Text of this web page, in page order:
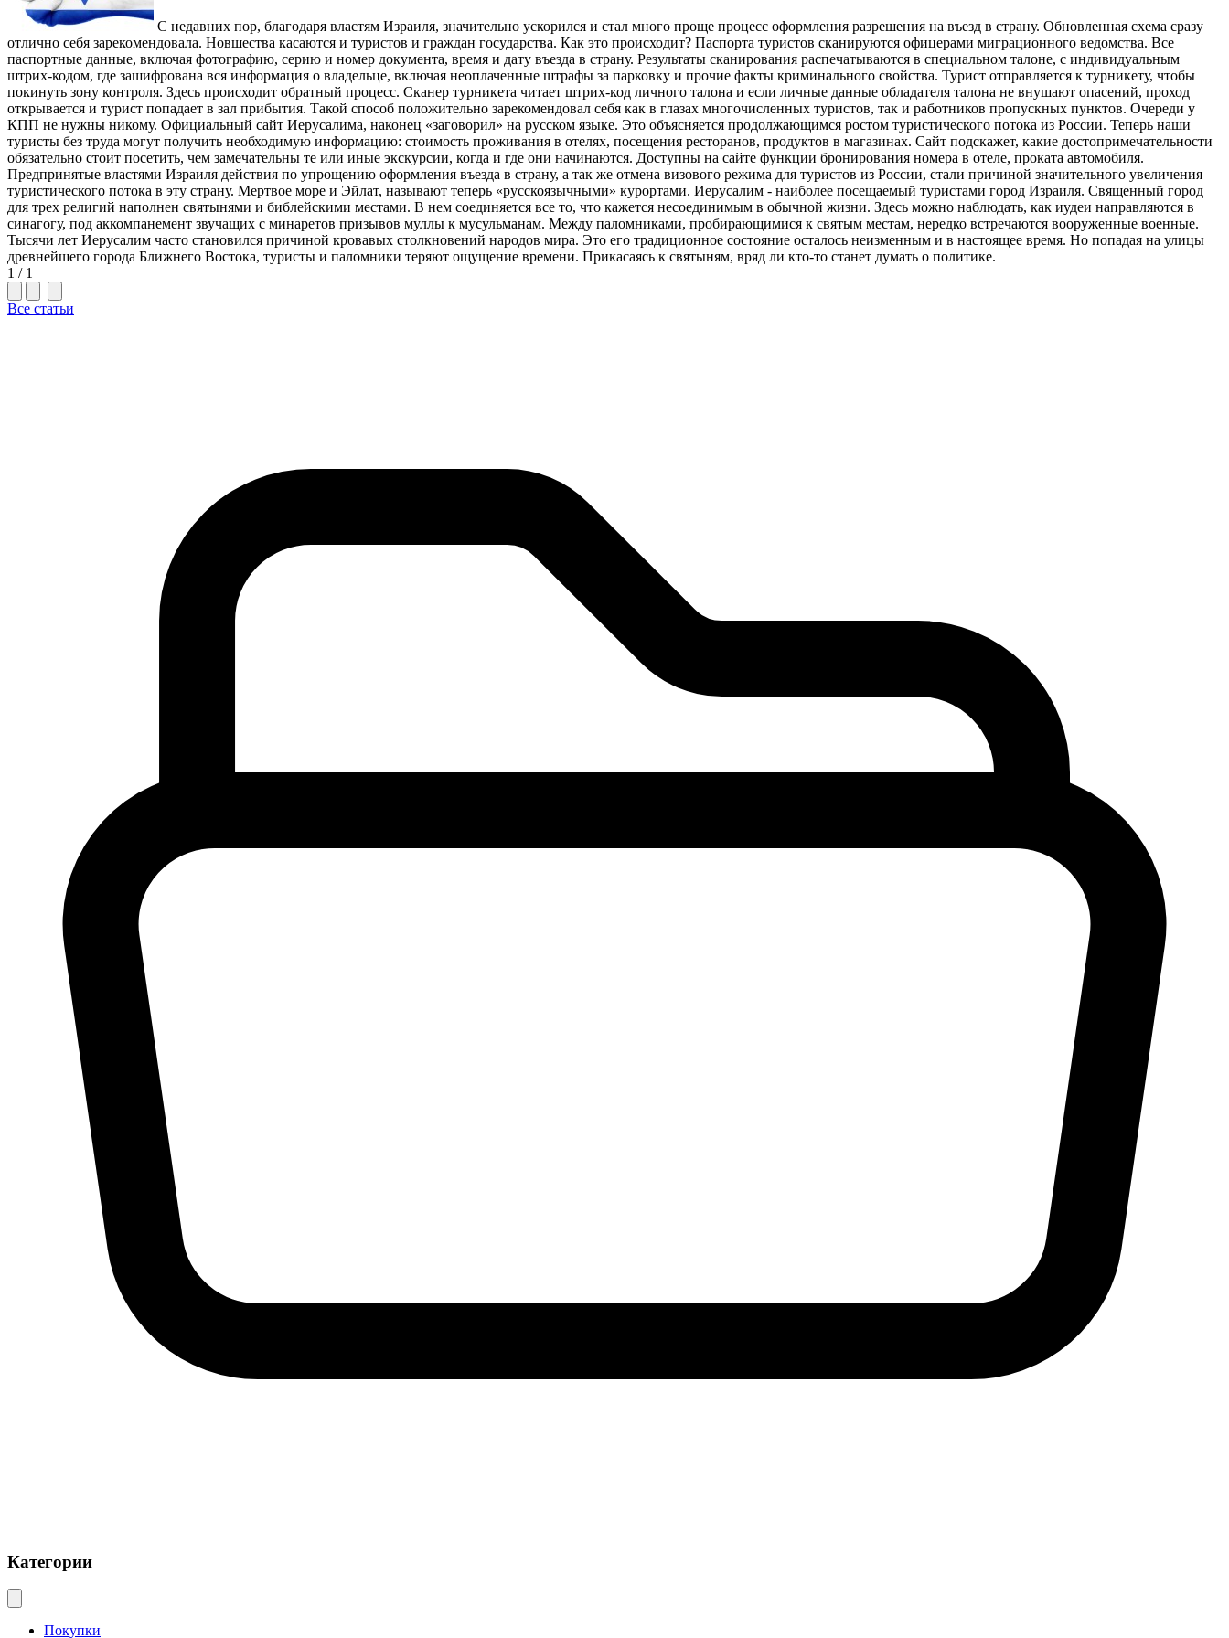
С недавних пор, благодаря властям Израиля, значительно ускорился и стал много проще процесс оформления разрешения на въезд в страну. Обновленная схема сразу
отлично себя зарекомендовала. Новшества касаются и туристов и граждан государства. Как это происходит? Паспорта туристов сканируются офицерами миграционного ведомства. Все
паспортные данные, включая фотографию, серию и номер документа, время и дату въезда в страну. Результаты сканирования распечатываются в специальном талоне, с индивидуальным
штрих-кодом, где зашифрована вся информация о владельце, включая неоплаченные штрафы за парковку и прочие факты криминального свойства. Турист отправляется к турникету, чтобы
покинуть зону контроля. Здесь происходит обратный процесс. Сканер турникета читает штрих-код личного талона и если личные данные обладателя талона не внушают опасений, проход
открывается и турист попадает в зал прибытия. Такой способ положительно зарекомендовал себя как в глазах многочисленных туристов, так и работников пропускных пунктов. Очереди у
КПП не нужны никому. Официальный сайт Иерусалима, наконец «заговорил» на русском языке. Это объясняется продолжающимся ростом туристического потока из России. Теперь наши
туристы без труда могут получить необходимую информацию: стоимость проживания в отелях, посещения ресторанов, продуктов в магазинах. Сайт подскажет, какие достопримечательности
обязательно стоит посетить, чем замечательны те или иные экскурсии, когда и где они начинаются. Доступны на сайте функции бронирования номера в отеле, проката автомобиля.
Предпринятые властями Израиля действия по упрощению оформления въезда в страну, а так же отмена визового режима для туристов из России, стали причиной значительного увеличения
туристического потока в эту страну. Мертвое море и Эйлат, называют теперь «русскоязычными» курортами. Иерусалим - наиболее посещаемый туристами город Израиля. Священный город
для трех религий наполнен святынями и библейскими местами. В нем соединяется все то, что кажется несоединимым в обычной жизни. Здесь можно наблюдать, как иудеи направляются в
синагогу, под аккомпанемент звучащих с минаретов призывов муллы к мусульманам. Между паломниками, пробирающимися к святым местам, нередко встречаются вооруженные военные.
Тысячи лет Иерусалим часто становился причиной кровавых столкновений народов мира. Это его традиционное состояние осталось неизменным и в настоящее время. Но попадая на улицы
древнейшего города Ближнего Востока, туристы и паломники теряют ощущение времени. Прикасаясь к святыням, вряд ли кто-то станет думать о политике.
1 / 1
Все статьи
Категории
Покупки